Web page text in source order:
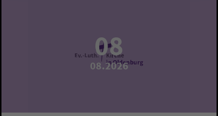
08
08.2026